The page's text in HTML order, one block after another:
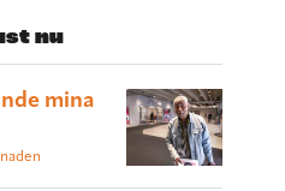
nu
mina